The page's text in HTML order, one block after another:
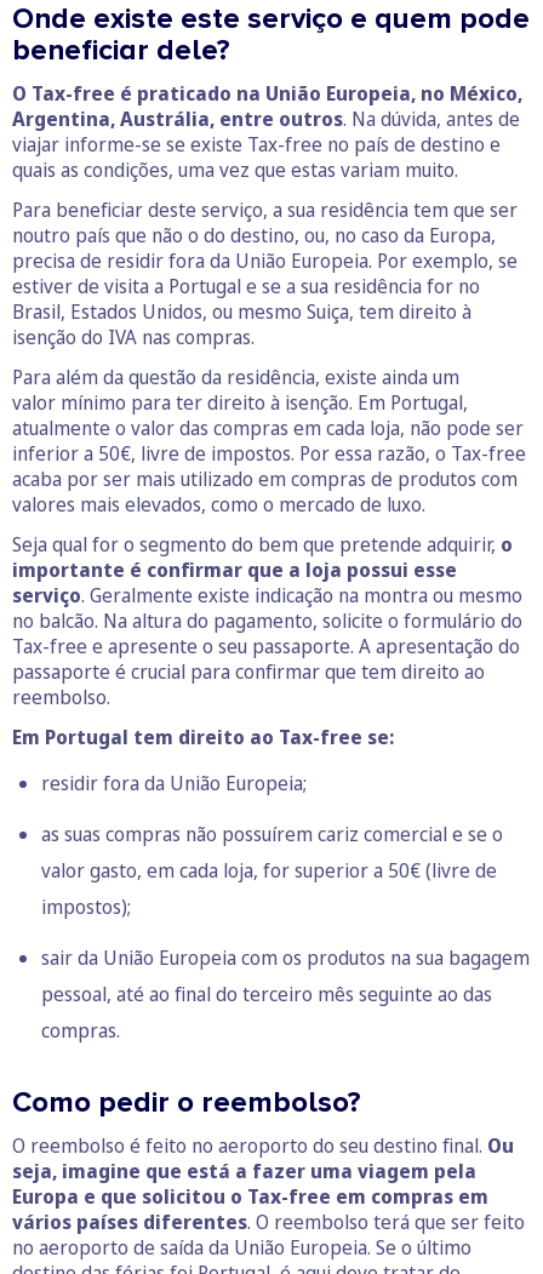
Onde existe este serviço e quem pode
beneficiar dele?
O Tax-free é praticado na União Europeia, no México,
Argentina, Austrália, entre outros. Na dúvida, antes de
viajar informe-se se existe Tax-free no país de destino e
quais as condições, uma vez que estas variam muito.
Para beneficiar deste serviço, a sua residência tem que ser
noutro país que não o do destino, ou, no caso da Europa,
precisa de residir fora da União Europeia. Por exemplo, se
estiver de visita a Portugal e se a sua residência for no
Brasil, Estados Unidos, ou mesmo Suiça, tem direito à
isenção do IVA nas compras.
Para além da questão da residência, existe ainda um
valor mínimo para ter direito à isenção. Em Portugal,
atualmente o valor das compras em cada loja, não pode ser
inferior a 50€, livre de impostos. Por essa razão, o Tax-free
acaba por ser mais utilizado em compras de produtos com
valores mais elevados, como o mercado de luxo.
Seja qual for o segmento do bem que pretende adquirir, o
importante é confirmar que a loja possui esse
serviço. Geralmente existe indicação na montra ou mesmo
no balcão. Na altura do pagamento, solicite o formulário do
Tax-free e apresente o seu passaporte. A apresentação do
passaporte é crucial para confirmar que tem direito ao
reembolso.
Em Portugal tem direito ao Tax-free se:
residir fora da União Europeia;
as suas compras não possuírem cariz comercial e se o
valor gasto, em cada loja, for superior a 50€ (livre de
impostos);
sair da União Europeia com os produtos na sua bagagem
pessoal, até ao final do terceiro mês seguinte ao das
compras.
Como pedir o reembolso?
O reembolso é feito no aeroporto do seu destino final. Ou
seja, imagine que está a fazer uma viagem pela
Europa e que solicitou o Tax-free em compras em
vários países diferentes. O reembolso terá que ser feito
no aeroporto de saída da União Europeia. Se o último